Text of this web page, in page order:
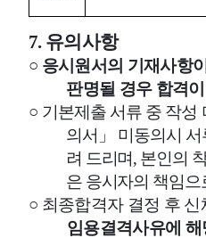
7. 유의사항
○ 응시원서의 기재사항
판명될 경우 합격
○ 기본제출 서류 중 작성
의서 」 미동의시
려 드리며, 본인의
은 응시자의 책임으
○ 최종합격자 결정 후 신
임용결격사유에